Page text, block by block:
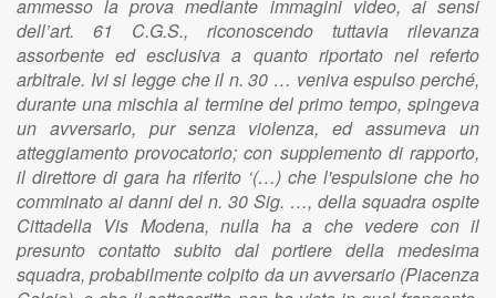
ammesso la prova mediante immagini video, ai sensi
dell’art. 61 C.G.S., riconoscendo tuttavia rilevanza
assorbente ed esclusiva a quanto riportato nel referto
arbitrale. Ivi si legge che il n. 30 … veniva espulso perché,
durante una mischia al termine del primo tempo, spingeva
un avversario, pur senza violenza, ed assumeva un
atteggiamento provocatorio; con supplemento di rapporto,
il direttore di gara ha riferito ‘(…) che l'espulsione che ho
comminato ai danni del n. 30 Sig. …, della squadra ospite
Cittadella Vis Modena, nulla ha a che vedere con il
presunto contatto subito dal portiere della medesima
squadra, probabilmente colpito da un avversario (Piacenza